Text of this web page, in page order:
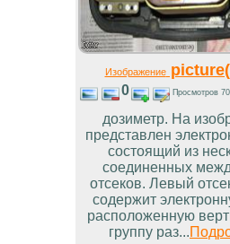
Изображение
0 Просмотров
дозиметр. На
представлен
состоящий из
соединенных
отсеков. Левый
содержит
расположенную
группу раз...